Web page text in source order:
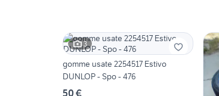
3
gomme usate 2254517 Estivo
DUNLOP - Spo - 476
50 €